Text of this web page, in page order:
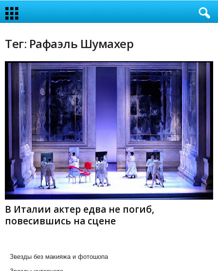
Тег: Рафаэль Шумахер
В Италии актер едва не погиб,
повесившись на сцене
Звезды без макияжа и фотошопа